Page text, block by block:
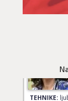
TEHNIKE:
druge